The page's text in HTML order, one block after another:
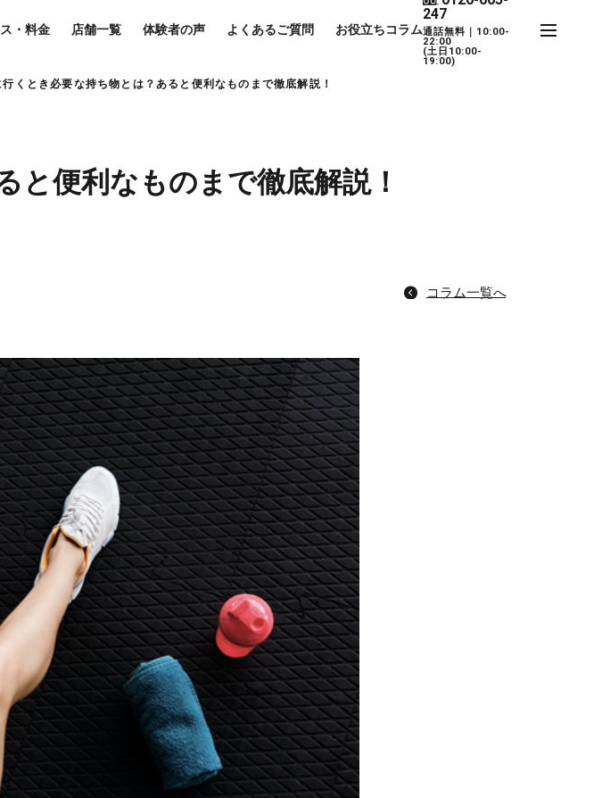
・料金 店舗一覧 体験者の声 よくあるご質問 お役立ちコラム
247
通話無料｜10:00-
22:00
(土日10:00-
19:00)
行くとき必要な持ち物とは？あると便利なものまで徹底解説！
と便利なものまで徹底解説！
コラム一覧へ